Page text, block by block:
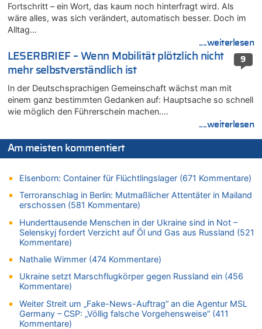
brechen [Fragen & Antworten]
05.08.2026 - 15:59 von JoKrings zu
Wie kam es zur Ceuta-Krise?
05.08.2026 - 14:38 von Beatrice Schins zu
Auf Europa ist mal wieder Verlass [Zwischenruf]
Wasserstand des Rheins in NRW so niedrig wie noch nie
05.08.2026 - 13:25 von Zuhörer zu
Wasserstand des Rheins in NRW so niedrig wie noch nie
Zweite Hitzewelle in diesem Sommer ist jetzt amtlich
Zweite Hitzewelle in diesem Sommer ist jetzt amtlich
05.08.2026 - 13:10 von Go Pferdchen, lauf Gallop zu
Aachen ab 11. August wieder Mekka des Pferdesports –
05.08.2026 - 12:31 von Der Patriot zu
Es gibt mmer mehr Fälle von Fahrerflucht in Belgien –
Wie kam es zur Ceuta-Krise?
Paris 2024: Genau 40 Jahre nach Edgar Cüpper ist wieder ein
Springreiter Fahnenträger der belgischen Olympia-Mannschaft
Fortschritt – ein Wort, das kaum noch hinterfragt wird. Als
wäre alles, was sich verändert, automatisch besser. Doch im
Alltag…
....weiterlesen
9
LESERBRIEF – Wenn Mobilität plötzlich nicht
mehr selbstverständlich ist
In der Deutschsprachigen Gemeinschaft wächst man mit
einem ganz bestimmten Gedanken auf: Hauptsache so schnell
wie möglich den Führerschein machen….
....weiterlesen
Am meisten kommentiert
Elsenborn: Container für Flüchtlingslager (671 Kommentare)
Terroranschlag in Berlin: Mutmaßlicher Attentäter in Mailand
erschossen (581 Kommentare)
Hunderttausende Menschen in der Ukraine sind in Not –
Selenskyj fordert Verzicht auf Öl und Gas aus Russland (521
Kommentare)
Nathalie Wimmer (474 Kommentare)
Ukraine setzt Marschflugkörper gegen Russland ein (456
Kommentare)
Weiter Streit um „Fake-News-Auftrag“ an die Agentur MSL
Germany – CSP: „Völlig falsche Vorgehensweise“ (411
Kommentare)